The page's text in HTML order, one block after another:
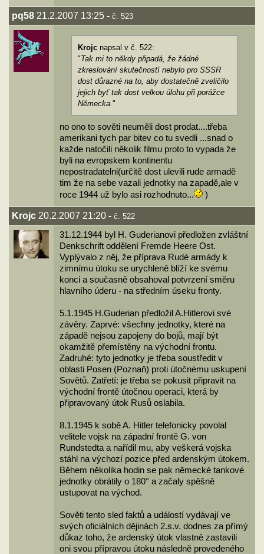
pq58 21.2.2007 13:25 - č. 523
Krojc napsal v č. 522:
"Tak mi to někdy připadá, že žádné
zkreslování skutečností nebylo pro SSSR
dost důrazné na to, aby dostatečně zveličilo
jejich byť tak dost velkou úlohu při porážce
Německa."
no ono to sověti neuměli dost prodat....třeba
amerikani tych par bitev co tu svedli ...snad o
každe natočili několik filmu proto to vypada že
byli na evropskem kontinentu
nepostradatelni(určitě dost ulevili rude armadě
tim že na sebe vazali jednotky na zapadě,ale v
roce 1944 už bylo asi rozhodnuto...
)
Krojc 20.2.2007 21:20 - č. 522
31.12.1944 byl H. Guderianovi předložen zvláštní
Denkschrift oddělení Fremde Heere Ost.
Vyplývalo z něj, že příprava Rudé armády k
zimnímu útoku se urychleně blíží ke svému
konci a současně obsahoval potvrzení směru
hlavního úderu - na středním úseku fronty.
5.1.1945 H.Guderian předložil A.Hitlerovi své
závěry. Zaprvé: všechny jednotky, které na
západě nejsou zapojeny do bojů, mají být
okamžitě přemístěny na východní frontu.
Zadruhé: tyto jednotky je třeba soustředit v
oblasti Posen (Poznaň) proti útočnému uskupení
Sovětů. Zatřetí: je třeba se pokusit připravit na
východní frontě útočnou operaci, která by
připravovaný útok Rusů oslabila.
8.1.1945 k sobě A. Hitler telefonicky povolal
velitele vojsk na západní frontě G. von
Rundstedta a nařídil mu, aby veškerá vojska
stáhl na výchozí pozice před ardenským útokem.
Během několika hodin se pak německé tankové
jednotky obrátily o 180° a začaly spěšně
ustupovat na východ.
Sověti tento sled faktů a událostí vydávají ve
svých oficiálních dějinách 2.s.v. dodnes za přímý
důkaz toho, že ardenský útok vlastně zastavili
oni svou přípravou útoku následně provedeného